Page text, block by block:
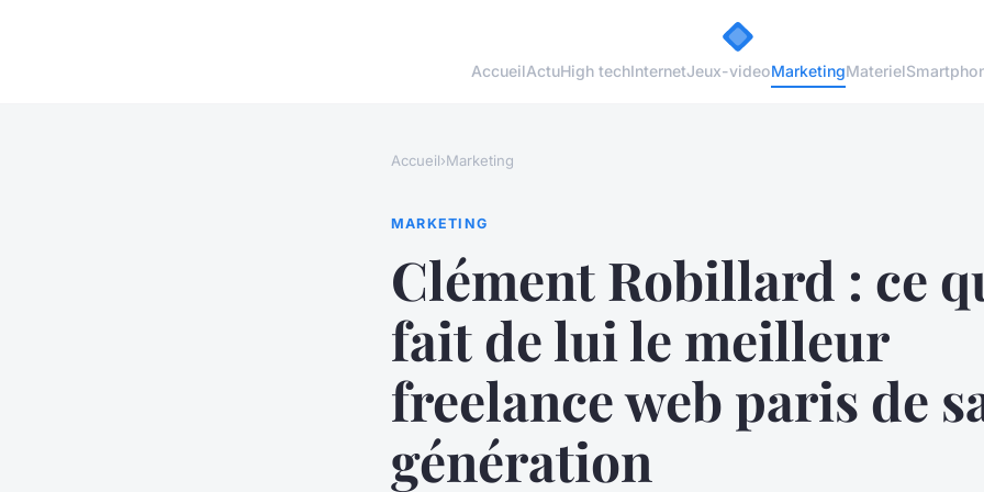
AccueilActuHigh techInternetJeux-videoMarketingMateriel
Accueil›Marketing
MARKETING
Clément Robillard : ce
fait de lui le meilleur
freelance web paris de
génération